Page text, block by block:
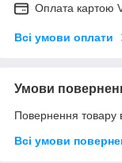
Оплата картою
Всі умови оплати
Умови
Повернення товару
Всі умови